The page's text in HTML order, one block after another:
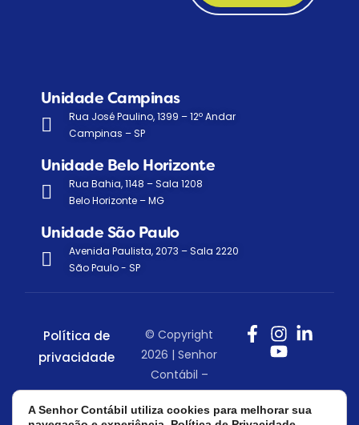
Unidade Campinas
Rua José Paulino, 1399 – 12º Andar
Campinas – SP
Unidade Belo Horizonte
Rua Bahia, 1148 – Sala 1208
Belo Horizonte – MG
Unidade São Paulo
Avenida Paulista, 2073 – Sala 2220
São Paulo - SP
Política de
privacidade
© Copyright
2026 | Senhor
Contábil –
Todos os
direitos
A Senhor Contábil utiliza cookies para melhorar sua